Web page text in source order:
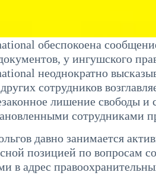
обеспокоена
у ингушского
неоднократно
сотрудников
лишение свободы и
сотрудниками
давно занимается
позицией по вопросам
в адрес